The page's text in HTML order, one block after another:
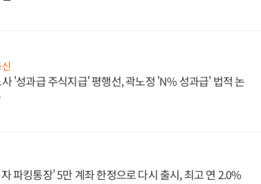
'성과급 주식지급' 평행선, 곽노정 'N% 성과급' 법적 논
파킹통장' 5만 계좌 한정으로 다시 출시, 최고 연 2.0%